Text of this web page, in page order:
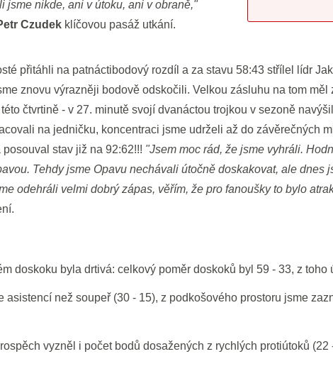
jsme nikde, ani v útoku, ani v obraně,"
Czudek klíčovou pasáž utkání.
přitáhli na patnáctibodový rozdíl a za stavu 58:43 střílel lídr
znovu výrazněji bodově odskočili. Velkou zásluhu na tom měl
čtvrtině - v 27. minutě svojí dvanáctou trojkou v sezoně
na jedničku, koncentraci jsme udrželi až do závěrečných
stav již na 92:62!!! "Jsem moc rád, že jsme vyhráli.
Tehdy jsme Opavu nechávali útočně doskakovat, ale dnes
odehráli velmi dobrý zápas, věřím, že pro fanoušky to bylo
doskoku byla drtivá: celkový poměr doskoků byl 59 - 33, z toho
asistencí než soupeř (30 - 15), z podkošového prostoru jsme
vyzněl i počet bodů dosažených z rychlých protiútoků (22